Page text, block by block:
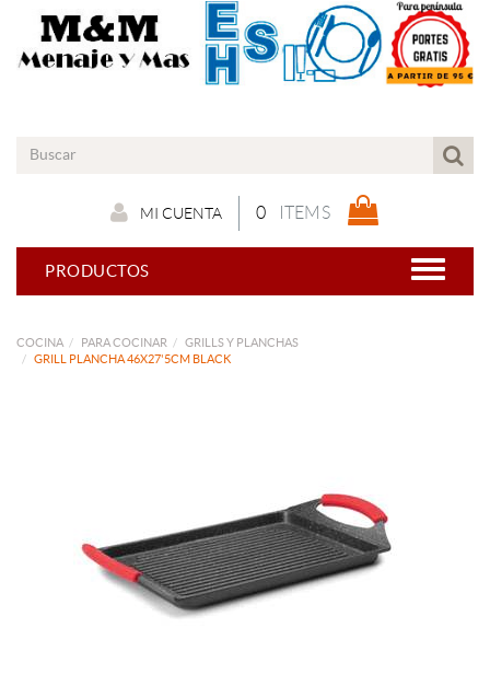
0 ITEMS
MI CUENTA
PRODUCTOS
COCINA PARA COCINAR
GRILLS Y PLANCHAS
GRILL PLANCHA 46X27'5CM BLACK